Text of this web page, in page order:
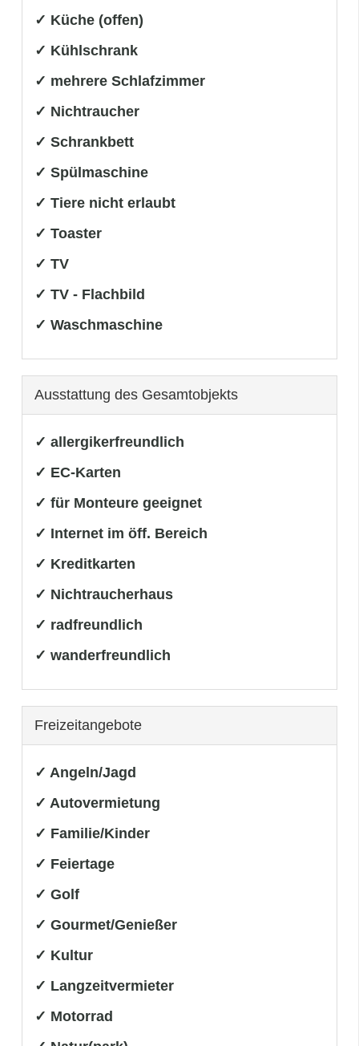
✓ Küche (offen)
✓ Kühlschrank
✓ mehrere Schlafzimmer
✓ Nichtraucher
✓ Schrankbett
✓ Spülmaschine
✓ Tiere nicht erlaubt
✓ Toaster
✓ TV
✓ TV - Flachbild
✓ Waschmaschine
Ausstattung des Gesamtobjekts
✓ allergikerfreundlich
✓ EC-Karten
✓ für Monteure geeignet
✓ Internet im öff. Bereich
✓ Kreditkarten
✓ Nichtraucherhaus
✓ radfreundlich
✓ wanderfreundlich
Freizeitangebote
✓ Angeln/Jagd
✓ Autovermietung
✓ Familie/Kinder
✓ Feiertage
✓ Golf
✓ Gourmet/Genießer
✓ Kultur
✓ Langzeitvermieter
✓ Motorrad